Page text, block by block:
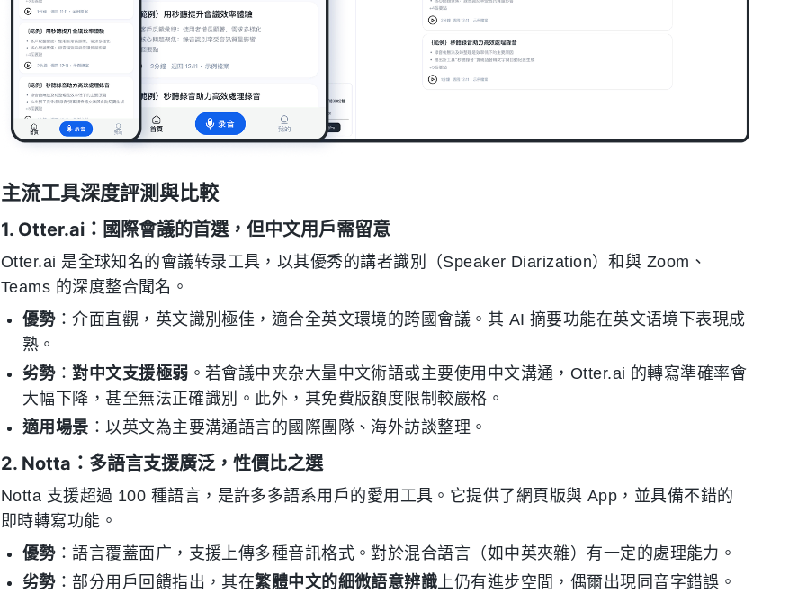
主流工具深度評測與比較
1. Otter.ai：國際會議的首選，但中文用戶需留意
Otter.ai 是全球知名的會議转录工具，以其優秀的講者識別（Speaker Diarization）和與 Zoom、
Teams 的深度整合聞名。
優勢：介面直觀，英文識別極佳，適合全英文環境的跨國會議。其 AI 摘要功能在英文语境下表現成
熟。
劣勢：對中文支援極弱 。若會議中夹杂大量中文術語或主要使用中文溝通，Otter.ai 的轉寫準確率會
大幅下降，甚至無法正確識別。此外，其免費版額度限制較嚴格。
適用場景 ：以英文為主要溝通語言的國際團隊、海外訪談整理。
2. Notta：多語言支援廣泛，性價比之選
Notta 支援超過 100 種語言，是許多多語系用戶的愛用工具。它提供了網頁版與 App，並具備不錯的
即時轉寫功能。
優勢：語言覆蓋面广，支援上傳多種音訊格式。對於混合語言（如中英夾雜）有一定的處理能力。
劣勢：部分用戶回饋指出，其在繁體中文的細微語意辨識 上仍有進步空間，偶爾出現同音字錯誤。